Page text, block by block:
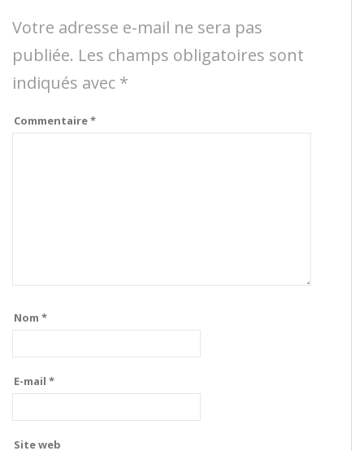
Votre adresse e-mail ne sera pas
publiée. Les champs obligatoires sont
indiqués avec *
Commentaire*
Nom *
E-mail *
Site web